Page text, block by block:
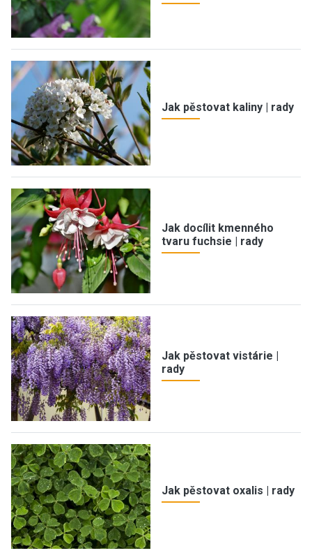
Jak pěstovat kaliny | rady
Jak docílit kmenného
tvaru fuchsie | rady
Jak pěstovat vistárie |
rady
Jak pěstovat oxalis | rady